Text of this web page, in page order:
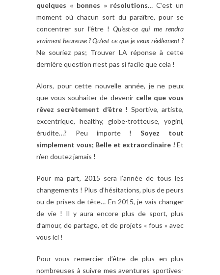
quelques « bonnes » résolutions… C’est un
moment où chacun sort du paraître, pour se
concentrer sur l’être !Qu’est-ce qui me rendra
vraiment heureuse ?Qu’est-ce que je veux réellement ?
Ne souriez pas; Trouver LA réponse à cette
dernière question n’est pas si facile que cela !
Alors, pour cette nouvelle année, je ne peux
que vous souhaiter de devenir celle que vous
rêvez secrètement d’être! Sportive, artiste,
excentrique, healthy, globe-trotteuse, yogini,
érudite…? Peu importe !Soyez tout
simplement vous; Belle et extraordinaire ! Et
n’en doutez jamais !
Pour ma part, 2015 sera l’année de tous les
changements ! Plus d’hésitations, plus de peurs
ou de prises de tête… En 2015, je vais changer
de vie ! Il y aura encore plus de sport, plus
d’amour, de partage, et de projets « fous » avec
vous ici !
Pour vous remercier d’être de plus en plus
nombreuses à suivre mes aventures sportives-